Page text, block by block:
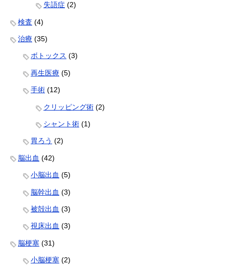
失語症 (2)
検査 (4)
治療 (35)
ボトックス (3)
再生医療 (5)
手術 (12)
クリッピング術 (2)
シャント術 (1)
胃ろう (2)
脳出血 (42)
小脳出血 (5)
脳幹出血 (3)
被殻出血 (3)
視床出血 (3)
脳梗塞 (31)
小脳梗塞 (2)